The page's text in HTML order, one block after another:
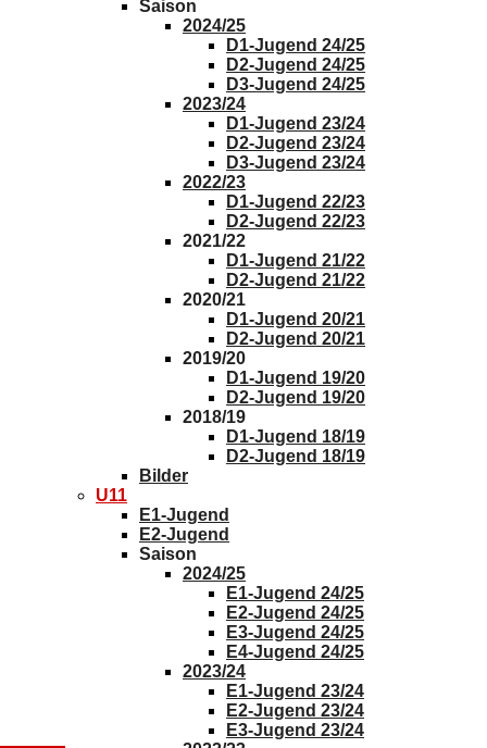
Saison
2024/25
D1-Jugend 24/25
D2-Jugend 24/25
D3-Jugend 24/25
2023/24
D1-Jugend 23/24
D2-Jugend 23/24
D3-Jugend 23/24
2022/23
D1-Jugend 22/23
D2-Jugend 22/23
2021/22
D1-Jugend 21/22
D2-Jugend 21/22
2020/21
D1-Jugend 20/21
D2-Jugend 20/21
2019/20
D1-Jugend 19/20
D2-Jugend 19/20
2018/19
D1-Jugend 18/19
D2-Jugend 18/19
Bilder
U11
E1-Jugend
E2-Jugend
Saison
2024/25
E1-Jugend 24/25
E2-Jugend 24/25
E3-Jugend 24/25
E4-Jugend 24/25
2023/24
E1-Jugend 23/24
E2-Jugend 23/24
E3-Jugend 23/24